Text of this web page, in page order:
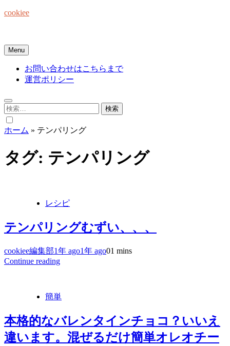
Skip
cookiee
Menu
お問い合わせはこちらまで
運営ポリシー
検
索:
ホーム » テンパリング
タグ: テンパリング
レシピ
テンパリングむずい、、、
cookiee編集部1年 ago1年 ago01 mins
Continue reading
簡単
本格的なバレンタインチョコ？いいえ
違います。混ぜるだけ簡単オレオチー